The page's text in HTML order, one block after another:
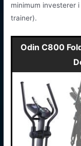
minimum investerer
trainer).
Odin C800